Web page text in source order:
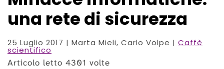
una rete di sicurezza
25 Luglio 2017 | Marta Mieli, Carlo Volpe | Caffè
scientifico
Articolo letto 4301 volte